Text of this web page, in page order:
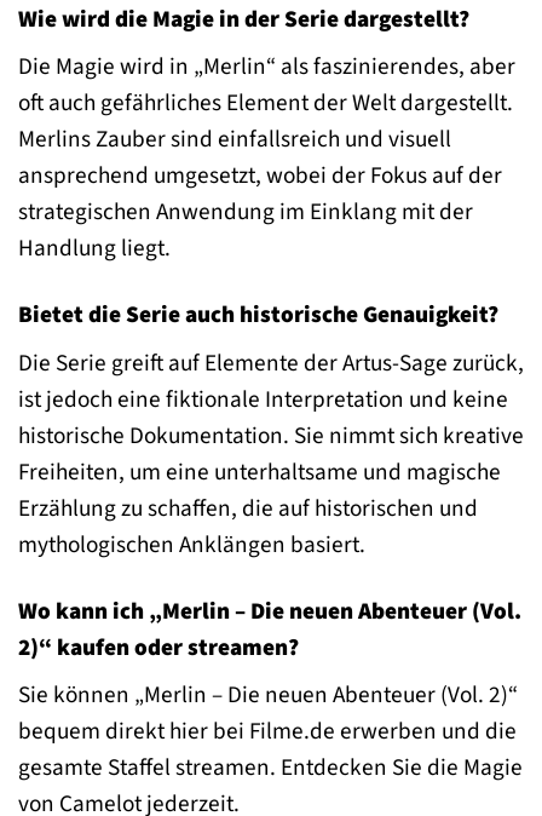
Wie wird die Magie in der Serie dargestellt?
Die Magie wird in „Merlin“ als faszinierendes, aber
oft auch gefährliches Element der Welt dargestellt.
Merlins Zauber sind einfallsreich und visuell
ansprechend umgesetzt, wobei der Fokus auf der
strategischen Anwendung im Einklang mit der
Handlung liegt.
Bietet die Serie auch historische Genauigkeit?
Die Serie greift auf Elemente der Artus-Sage zurück,
ist jedoch eine fiktionale Interpretation und keine
historische Dokumentation. Sie nimmt sich kreative
Freiheiten, um eine unterhaltsame und magische
Erzählung zu schaffen, die auf historischen und
mythologischen Anklängen basiert.
Wo kann ich „Merlin – Die neuen Abenteuer (Vol.
2)“ kaufen oder streamen?
Sie können „Merlin – Die neuen Abenteuer (Vol. 2)“
bequem direkt hier bei Filme.de erwerben und die
gesamte Staffel streamen. Entdecken Sie die Magie
von Camelot jederzeit.